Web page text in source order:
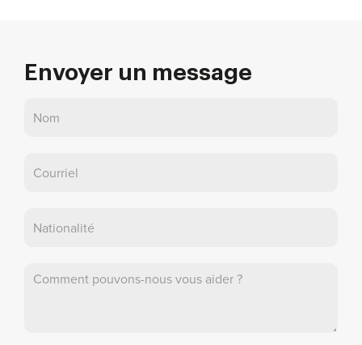
Envoyer un message
Nous